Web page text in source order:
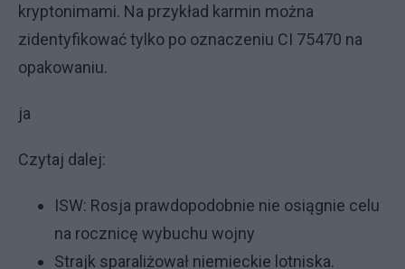
kryptonimami. Na przykład karmin można
zidentyfikować tylko po oznaczeniu CI 75470 na
opakowaniu.
ja
Czytaj dalej:
ISW: Rosja prawdopodobnie nie osiągnie celu
na rocznicę wybuchu wojny
Strajk sparaliżował niemieckie lotniska.